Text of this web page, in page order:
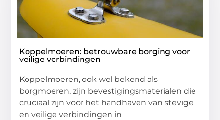
Koppelmoeren: betrouwbare borging voor
veilige verbindingen
Koppelmoeren, ook wel bekend als
borgmoeren, zijn bevestigingsmaterialen die
cruciaal zijn voor het handhaven van stevige
en veilige verbindingen in